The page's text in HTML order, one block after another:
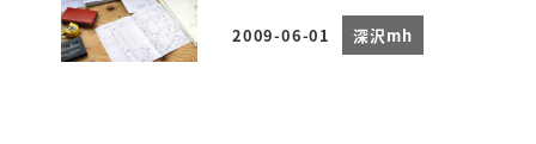
投稿日
2009-06-01 深沢mh